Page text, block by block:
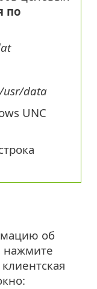
по
/usr/data
UNC
об
нажмите